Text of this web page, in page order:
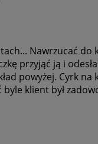
Nawrzucać do
przyjąć ją i
powyżej. Cyrk na
klient był